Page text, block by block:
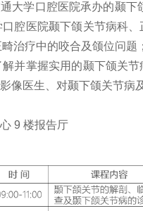
大学口腔医院承办的颞
腔医院颞下颌关节病科
治疗中的咬合及颌位问题
掌握实用的颞下颌关节
像医生、对颞下颌关节病
9 楼报告厅